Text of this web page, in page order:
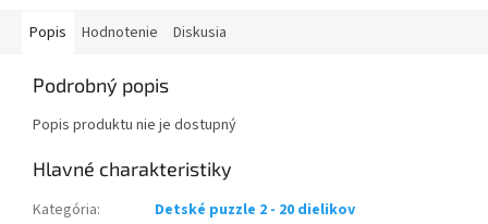
Popis Hodnotenie Diskusia
Podrobný popis
Popis produktu nie je dostupný
Kategória:
Detské puzzle 2 - 20 dielikov